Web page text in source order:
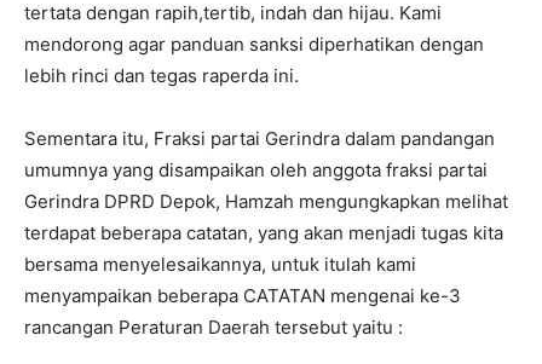
tertata dengan rapih,tertib, indah dan hijau. Kami
mendorong agar panduan sanksi diperhatikan dengan
lebih rinci dan tegas raperda ini.
Sementara itu, Fraksi partai Gerindra dalam pandangan
umumnya yang disampaikan oleh anggota fraksi partai
Gerindra DPRD Depok, Hamzah mengungkapkan melihat
terdapat beberapa catatan, yang akan menjadi tugas kita
bersama menyelesaikannya, untuk itulah kami
menyampaikan beberapa CATATAN mengenai ke-3
rancangan Peraturan Daerah tersebut yaitu :